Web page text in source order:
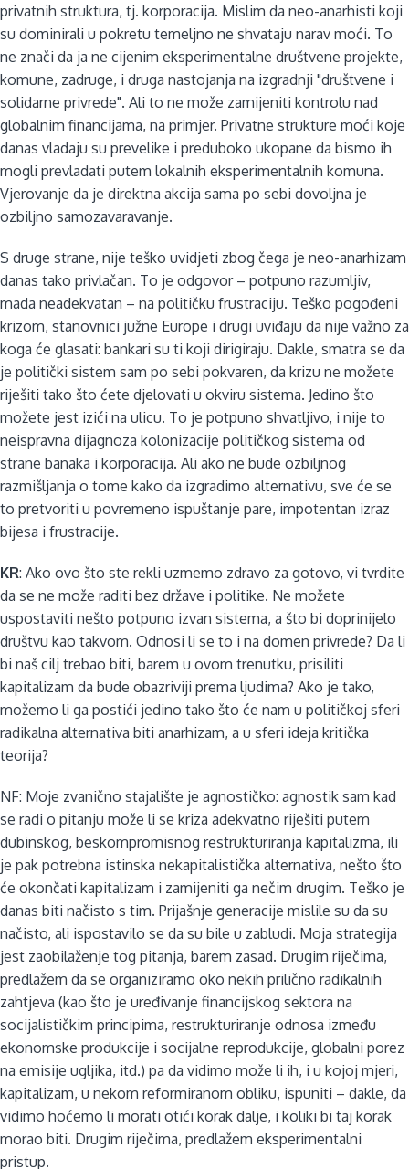
privatnih struktura, tj. korporacija. Mislim da neo-anarhisti koji
su dominirali u pokretu temeljno ne shvataju narav moći. To
ne znači da ja ne cijenim eksperimentalne društvene projekte,
komune, zadruge, i druga nastojanja na izgradnji "društvene i
solidarne privrede". Ali to ne može zamijeniti kontrolu nad
globalnim financijama, na primjer. Privatne strukture moći koje
danas vladaju su prevelike i preduboko ukopane da bismo ih
mogli prevladati putem lokalnih eksperimentalnih komuna.
Vjerovanje da je direktna akcija sama po sebi dovoljna je
ozbiljno samozavaravanje.
S druge strane, nije teško uvidjeti zbog čega je neo-anarhizam
danas tako privlačan. To je odgovor – potpuno razumljiv,
mada neadekvatan – na političku frustraciju. Teško pogođeni
krizom, stanovnici južne Europe i drugi uviđaju da nije važno za
koga će glasati: bankari su ti koji dirigiraju. Dakle, smatra se da
je politički sistem sam po sebi pokvaren, da krizu ne možete
riješiti tako što ćete djelovati u okviru sistema. Jedino što
možete jest izići na ulicu. To je potpuno shvatljivo, i nije to
neispravna dijagnoza kolonizacije političkog sistema od
strane banaka i korporacija. Ali ako ne bude ozbiljnog
razmišljanja o tome kako da izgradimo alternativu, sve će se
to pretvoriti u povremeno ispuštanje pare, impotentan izraz
bijesa i frustracije.
KR: Ako ovo što ste rekli uzmemo zdravo za gotovo, vi tvrdite
da se ne može raditi bez države i politike. Ne možete
uspostaviti nešto potpuno izvan sistema, a što bi doprinijelo
društvu kao takvom. Odnosi li se to i na domen privrede? Da li
bi naš cilj trebao biti, barem u ovom trenutku, prisiliti
kapitalizam da bude obazriviji prema ljudima? Ako je tako,
možemo li ga postići jedino tako što će nam u političkoj sferi
radikalna alternativa biti anarhizam, a u sferi ideja kritička
teorija?
NF: Moje zvanično stajalište je agnostičko: agnostik sam kad
se radi o pitanju može li se kriza adekvatno riješiti putem
dubinskog, beskompromisnog restrukturiranja kapitalizma, ili
je pak potrebna istinska nekapitalistička alternativa, nešto što
će okončati kapitalizam i zamijeniti ga nečim drugim. Teško je
danas biti načisto s tim. Prijašnje generacije mislile su da su
načisto, ali ispostavilo se da su bile u zabludi. Moja strategija
jest zaobilaženje tog pitanja, barem zasad. Drugim riječima,
predlažem da se organiziramo oko nekih prilično radikalnih
zahtjeva (kao što je uređivanje financijskog sektora na
socijalističkim principima, restrukturiranje odnosa između
ekonomske produkcije i socijalne reprodukcije, globalni porez
na emisije ugljika, itd.) pa da vidimo može li ih, i u kojoj mjeri,
kapitalizam, u nekom reformiranom obliku, ispuniti – dakle, da
vidimo hoćemo li morati otići korak dalje, i koliki bi taj korak
morao biti. Drugim riječima, predlažem eksperimentalni
pristup.